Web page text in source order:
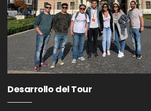
Desarrollo del Tour